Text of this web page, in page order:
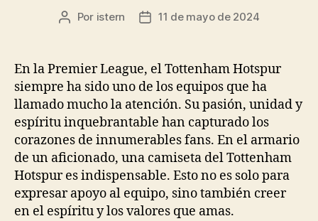
Autor
entrada
Por istern
Fecha
entrada
11 de mayo de 2024
En la Premier League, el Tottenham Hotspur
siempre ha sido uno de los equipos que ha
llamado mucho la atención. Su pasión, unidad y
espíritu inquebrantable han capturado los
corazones de innumerables fans. En el armario
de un aficionado, una camiseta del Tottenham
Hotspur es indispensable. Esto no es solo para
expresar apoyo al equipo, sino también creer
en el espíritu y los valores que amas.